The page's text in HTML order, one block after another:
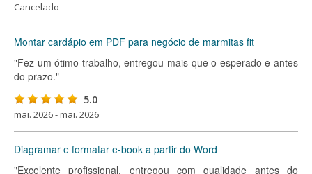
Cancelado
Montar cardápio em PDF para negócio de marmitas fit
"Fez um ótimo trabalho, entregou mais que o esperado e antes
do prazo."
5.0
mai. 2026 - mai. 2026
Diagramar e formatar e-book a partir do Word
"Excelente profissional, entregou com qualidade antes do